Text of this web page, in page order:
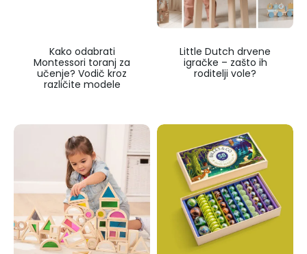
Kako odabrati
Montessori toranj za
učenje? Vodič kroz
različite modele
Little Dutch drvene
igračke – zašto ih
roditelji vole?